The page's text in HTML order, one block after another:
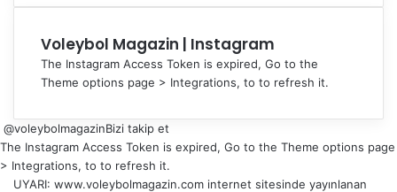
Voleybol Magazin | Instagram
The Instagram Access Token is expired, Go to the
Theme options page > Integrations, to to refresh it.
@voleybolmagazinBizi takip et
The Instagram Access Token is expired, Go to the Theme options page
> Integrations, to to refresh it.
UYARI: www.voleybolmagazin.com internet sitesinde yayınlanan